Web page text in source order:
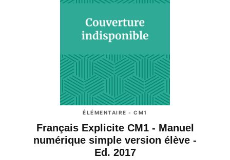
ÉLÉMENTAIRE - CM1
Français Explicite CM1 - Manuel
numérique simple version élève -
Ed. 2017